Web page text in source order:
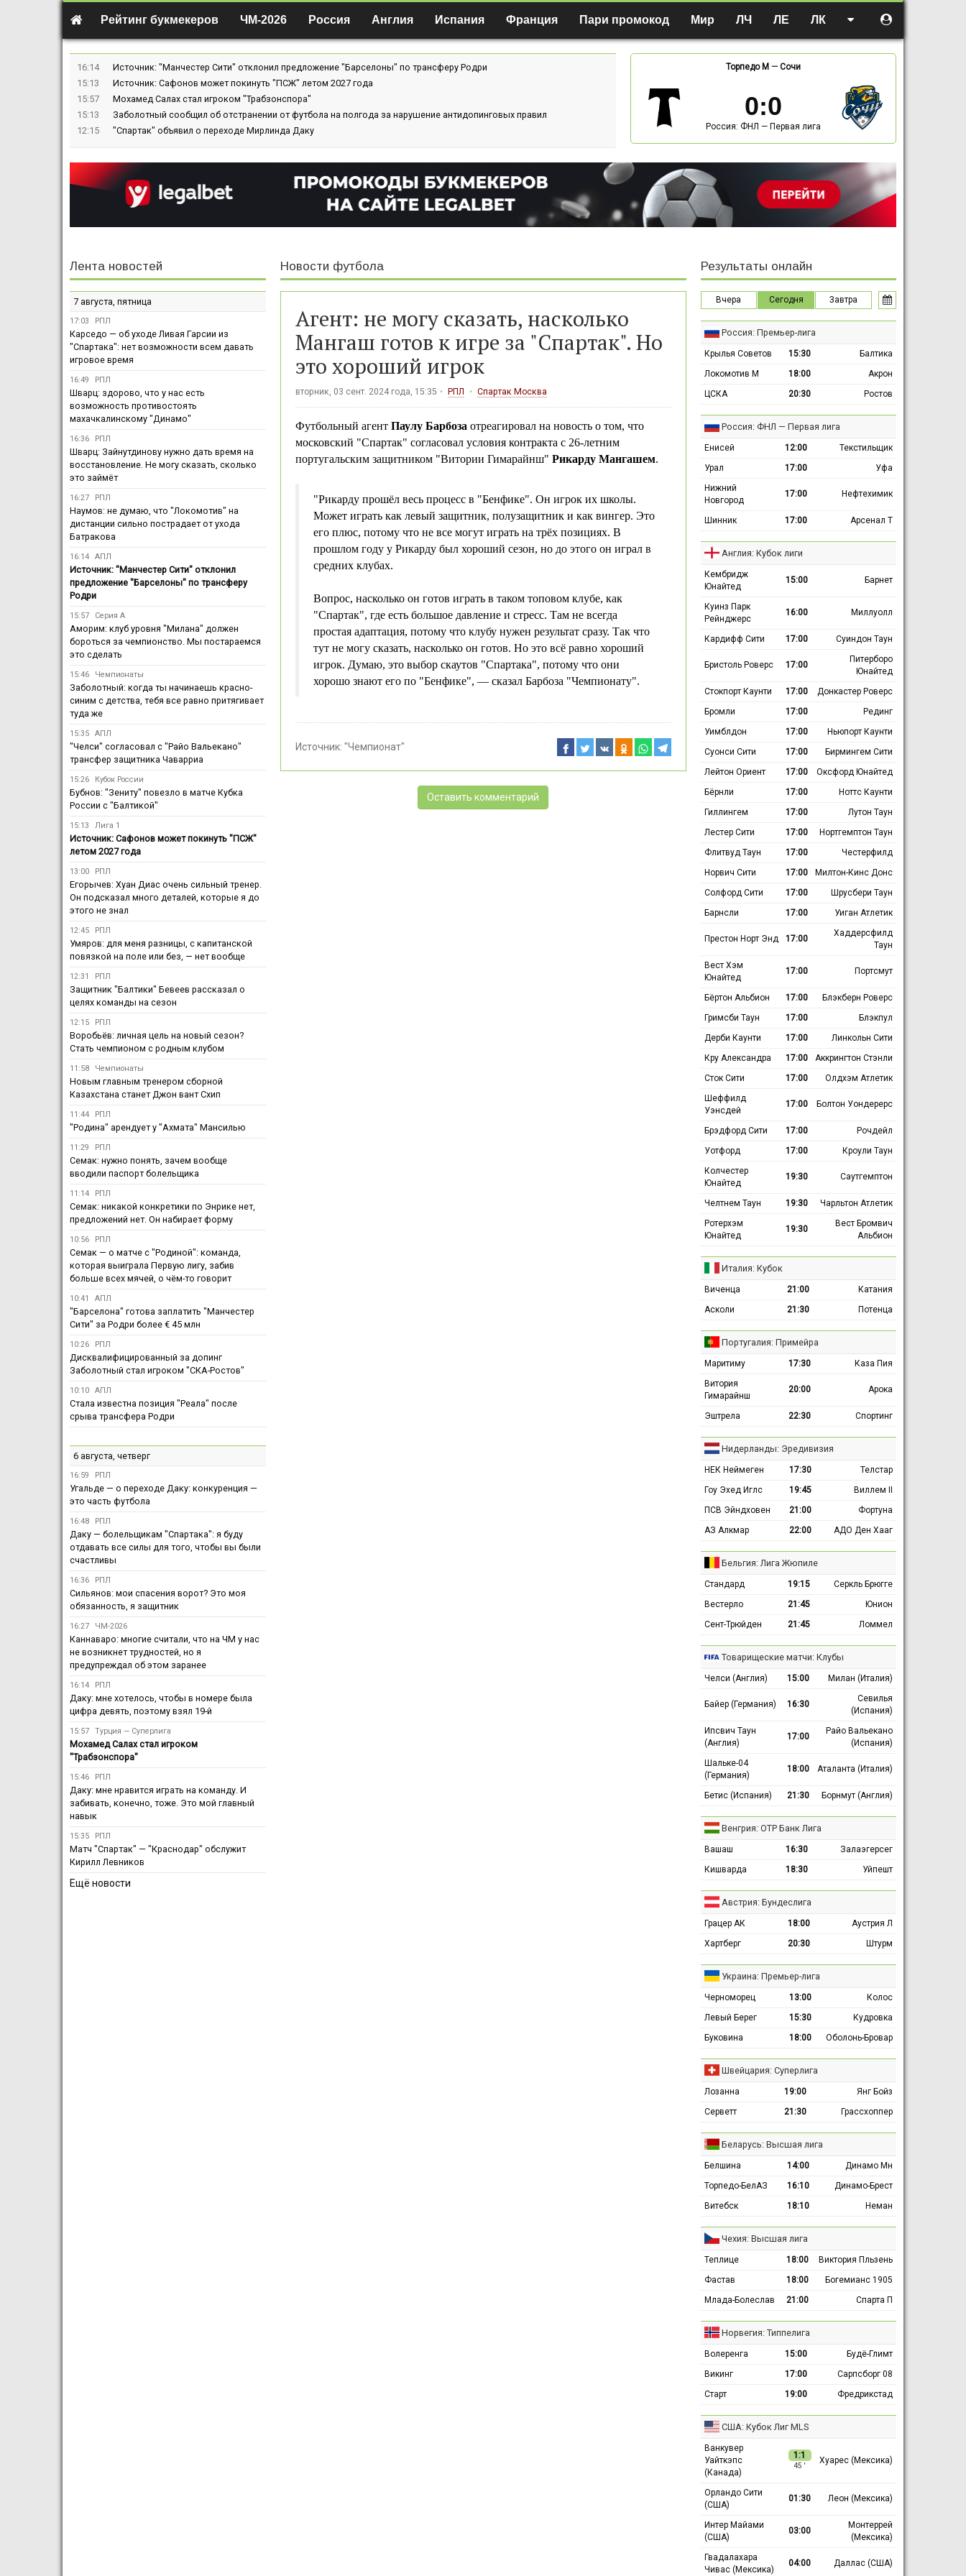
Рейтинг букмекеров ЧМ-2026 Россия Англия Испания Франция Пари промокод Мир ЛЧ ЛЕ ЛК
16:14
Источник: "Манчестер Сити" отклонил предложение "Барселоны" по трансферу Родри
15:13
Источник: Сафонов может покинуть "ПСЖ" летом 2027 года
15:57
Мохамед Салах стал игроком "Трабзонспора"
15:13
Заболотный сообщил об отстранении от футбола на полгода за нарушение антидопинговых правил
12:15
"Спартак" объявил о переходе Мирлинда Даку
Торпедо М — Сочи
0:0
Россия: ФНЛ — Первая лига
Новости футбола
Агент: не могу сказать, насколько
Мангаш готов к игре за "Спартак". Но
это хороший игрок
вторник, 03 сент. 2024 года, 15:35 РПЛ Спартак Москва
Футбольный агент Паулу Барбоза отреагировал на новость о том, что
московский "Спартак" согласовал условия контракта с 26-летним
португальским защитником "Витории Гимарайнш" Рикарду Мангашем.
"Рикарду прошёл весь процесс в "Бенфике". Он игрок их школы.
Может играть как левый защитник, полузащитник и как вингер. Это
его плюс, потому что не все могут играть на трёх позициях. В
прошлом году у Рикарду был хороший сезон, но до этого он играл в
средних клубах.
Вопрос, насколько он готов играть в таком топовом клубе, как
"Спартак", где есть большое давление и стресс. Там не всегда
простая адаптация, потому что клубу нужен результат сразу. Так что
тут не могу сказать, насколько он готов. Но это всё равно хороший
игрок. Думаю, это выбор скаутов "Спартака", потому что они
хорошо знают его по "Бенфике", — сказал Барбоза "Чемпионату".
Источник: "Чемпионат"
Оставить комментарий
Лента новостей
7 августа, пятница
17:03 РПЛ
Карседо — об уходе Ливая Гарсии из
"Спартака": нет возможности всем давать
игровое время
16:49 РПЛ
Шварц: здорово, что у нас есть
возможность противостоять
махачкалинскому "Динамо"
16:36 РПЛ
Шварц: Зайнутдинову нужно дать время на
восстановление. Не могу сказать, сколько
это займёт
16:27 РПЛ
Наумов: не думаю, что "Локомотив" на
дистанции сильно пострадает от ухода
Батракова
16:14 АПЛ
Источник: "Манчестер Сити" отклонил
предложение "Барселоны" по трансферу
Родри
15:57 Серия А
Аморим: клуб уровня "Милана" должен
бороться за чемпионство. Мы постараемся
это сделать
15:46 Чемпионаты
Заболотный: когда ты начинаешь красно-
синим с детства, тебя все равно притягивает
туда же
15:35 АПЛ
"Челси" согласовал с "Райо Вальекано"
трансфер защитника Чаварриа
15:26 Кубок России
Бубнов: "Зениту" повезло в матче Кубка
России с "Балтикой"
15:13 Лига 1
Источник: Сафонов может покинуть "ПСЖ"
летом 2027 года
13:00 РПЛ
Егорычев: Хуан Диас очень сильный тренер.
Он подсказал много деталей, которые я до
этого не знал
12:45 РПЛ
Умяров: для меня разницы, с капитанской
повязкой на поле или без, — нет вообще
12:31 РПЛ
Защитник "Балтики" Бевеев рассказал о
целях команды на сезон
12:15 РПЛ
Воробьёв: личная цель на новый сезон?
Стать чемпионом с родным клубом
11:58 Чемпионаты
Новым главным тренером сборной
Казахстана станет Джон вант Схип
11:44 РПЛ
"Родина" арендует у "Ахмата" Мансилью
11:29 РПЛ
Семак: нужно понять, зачем вообще
вводили паспорт болельщика
11:14 РПЛ
Семак: никакой конкретики по Энрике нет,
предложений нет. Он набирает форму
10:56 РПЛ
Семак — о матче с "Родиной": команда,
которая выиграла Первую лигу, забив
больше всех мячей, о чём-то говорит
10:41 АПЛ
"Барселона" готова заплатить "Манчестер
Сити" за Родри более € 45 млн
10:26 РПЛ
Дисквалифицированный за допинг
Заболотный стал игроком "СКА-Ростов"
10:10 АПЛ
Стала известна позиция "Реала" после
срыва трансфера Родри
6 августа, четверг
16:59 РПЛ
Угальде — о переходе Даку: конкуренция —
это часть футбола
16:48 РПЛ
Даку — болельщикам "Спартака": я буду
отдавать все силы для того, чтобы вы были
счастливы
16:36 РПЛ
Сильянов: мои спасения ворот? Это моя
обязанность, я защитник
16:27 ЧМ-2026
Каннаваро: многие считали, что на ЧМ у нас
не возникнет трудностей, но я
предупреждал об этом заранее
16:14 РПЛ
Даку: мне хотелось, чтобы в номере была
цифра девять, поэтому взял 19-й
15:57 Турция — Суперлига
Мохамед Салах стал игроком
"Трабзонспора"
15:46 РПЛ
Даку: мне нравится играть на команду. И
забивать, конечно, тоже. Это мой главный
навык
15:35 РПЛ
Матч "Спартак" — "Краснодар" обслужит
Кирилл Левников
Ещё новости
Результаты онлайн
Вчера Сегодня Завтра
Россия: Премьер-лига
Крылья Советов 15:30
Балтика
Локомотив М
18:00
Акрон
ЦСКА
20:30 Ростов
Россия: ФНЛ — Первая лига
Енисей 12:00
Текстильщик
Урал
17:00
Уфа
Нижний
Новгород
17:00 Нефтехимик
Шинник 17:00 Арсенал Т
Англия: Кубок лиги
Кембридж
Юнайтед
15:00 Барнет
Куинз Парк
Рейнджерс
16:00 Миллуолл
Кардифф Сити 17:00 Суиндон Таун
Бристоль Роверс 17:00
Питерборо
Юнайтед
Стокпорт Каунти
17:00
Донкастер Роверс
Бромли
17:00
Рединг
Уимблдон
17:00
Ньюпорт Каунти
Суонси Сити
17:00
Бирмингем Сити
Лейтон Ориент
17:00
Оксфорд Юнайтед
Бёрнли
17:00
Ноттс Каунти
Гиллингем
17:00
Лутон Таун
Лестер Сити
17:00
Нортгемптон Таун
Флитвуд Таун
17:00
Честерфилд
Норвич Сити
17:00
Милтон-Кинс Донс
Солфорд Сити
17:00
Шрусбери Таун
Барнсли
17:00 Уиган Атлетик
Престон Норт Энд 17:00
Хаддерсфилд
Таун
Вест Хэм
Юнайтед
17:00 Портсмут
Бёртон Альбион 17:00
Блэкберн Роверс
Гримсби Таун
17:00
Блэкпул
Дерби Каунти
17:00
Линкольн Сити
Кру Александра
17:00
Аккрингтон Стэнли
Сток Сити
17:00
Олдхэм Атлетик
Шеффилд
Уэнсдей
17:00 Болтон Уондерерс
Брэдфорд Сити 17:00
Рочдейл
Уотфорд
17:00
Кроули Таун
Колчестер
Юнайтед
19:30 Саутгемптон
Челтнем Таун 19:30
Чарльтон Атлетик
Ротерхэм
Юнайтед
19:30
Вест Бромвич
Альбион
Италия: Кубок
Виченца 21:00
Катания
Асколи
21:30 Потенца
Португалия: Примейра
Маритиму 17:30
Каза Пия
Витория
Гимарайнш
20:00 Арока
Эштрела 22:30 Спортинг
Нидерланды: Эредивизия
НЕК Неймеген 17:30
Телстар
Гоу Эхед Иглс
19:45
Виллем II
ПСВ Эйндховен
21:00
Фортуна
АЗ Алкмар
22:00 АДО Ден Хааг
Бельгия: Лига Жюпиле
Стандард 19:15
Серкль Брюгге
Вестерло
21:45
Юнион
Сент-Трюйден
21:45 Ломмел
Товарищеские матчи: Клубы
Челси (Англия) 15:00 Милан (Италия)
Байер (Германия) 16:30
Севилья
(Испания)
Ипсвич Таун
(Англия)
17:00
Райо Вальекано
(Испания)
Шальке-04
(Германия)
18:00 Аталанта (Италия)
Бетис (Испания) 21:30 Борнмут (Англия)
Венгрия: ОТР Банк Лига
Вашаш 16:30
Залаэгерсег
Кишварда
18:30 Уйпешт
Австрия: Бундеслига
Грацер АК 18:00
Аустрия Л
Хартберг
20:30 Штурм
Украина: Премьер-лига
Черноморец 13:00
Колос
Левый Берег
15:30
Кудровка
Буковина
18:00 Оболонь-Бровар
Швейцария: Суперлига
Лозанна 19:00
Янг Бойз
Серветт
21:30 Грассхоппер
Беларусь: Высшая лига
Белшина 14:00
Динамо Мн
Торпедо-БелАЗ
16:10
Динамо-Брест
Витебск
18:10 Неман
Чехия: Высшая лига
Теплице 18:00
Виктория Пльзень
Фастав
18:00
Богемианс 1905
Млада-Болеслав
21:00 Спарта П
Норвегия: Типпелига
Волеренга 15:00
Будё-Глимт
Викинг
17:00
Сарпсборг 08
Старт
19:00 Фредрикстад
США: Кубок Лиг MLS
Ванкувер
Уайткэпс
(Канада)
1:1
45 ′
Хуарес (Мексика)
Орландо Сити
(США)
01:30 Леон (Мексика)
Интер Майами
(США)
03:00
Монтеррей
(Мексика)
Гвадалахара
Чивас (Мексика)
04:00 Даллас (США)